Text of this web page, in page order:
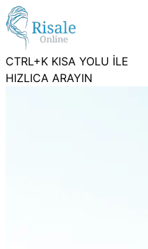
CTRL+K KISA YOLU İLE
HIZLICA ARAYIN